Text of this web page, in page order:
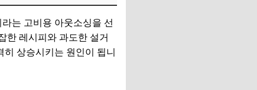
는 고비용 아웃소싱을 선
한 레시피와 과도한 설거
상승시키는 원인이 됩니